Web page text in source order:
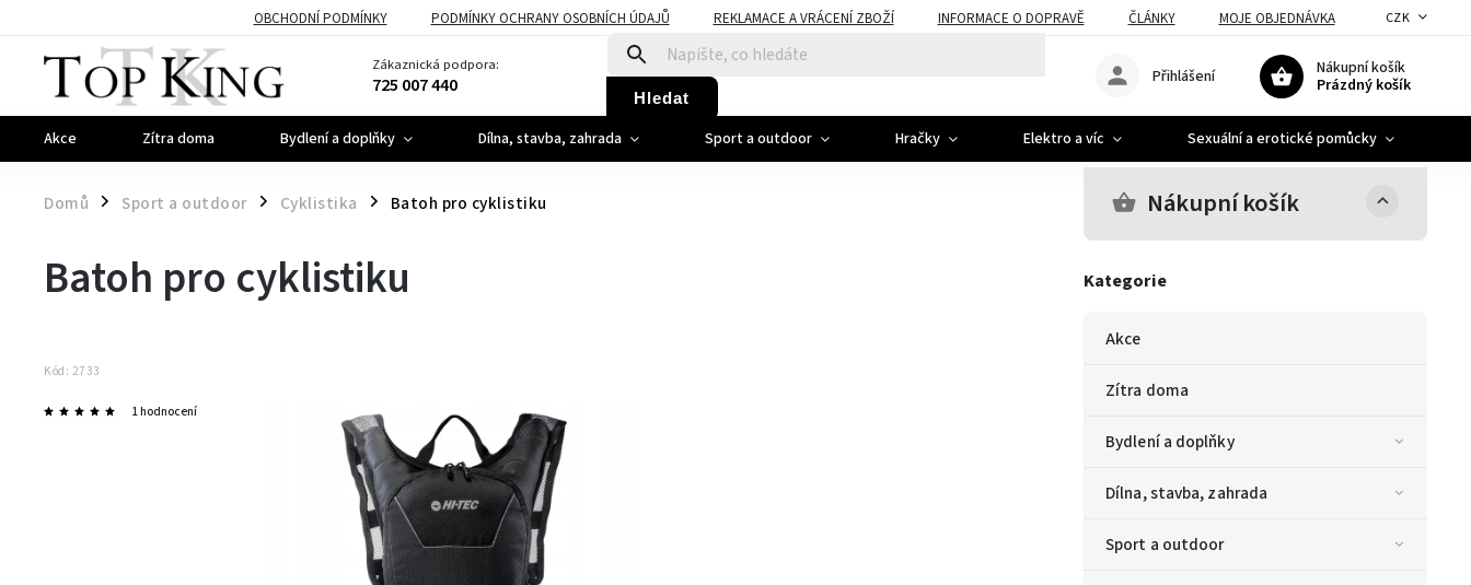
OBCHODNÍ PODMÍNKY PODMÍNKY OCHRANY OSOBNÍCH ÚDAJŮ REKLAMACE A VRÁCENÍ ZBOŽÍ INFORMACE O DOPRAVĚ ČLÁNKY MOJE OBJEDNÁVKA CZK
Zákaznická podpora:
725 007 440 Hledat
Nákupní košík
Prázdný košík
Přihlášení
Akce Zítra doma Bydlení a doplňky Dílna, stavba, zahrada Sport a outdoor Hračky Elektro a víc Sexuální a erotické pomůcky
Domů / Sport a outdoor / Cyklistika / Batoh pro cyklistiku Nákupní košík
Kategorie
Akce
Zítra doma
Bydlení a doplňky
Dílna, stavba, zahrada
Sport a outdoor
Batoh pro cyklistiku
Kód: 2733
1 hodnocení